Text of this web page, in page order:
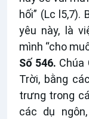
hối” (Lc
yêu này, là
mình “cho
Số 546. Chúa
Trời, bằng
trưng trong
các dụ